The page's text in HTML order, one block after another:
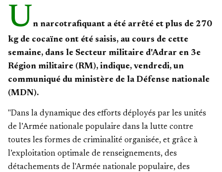
U n narcotrafiquant a été arrêté et plus de 270
kg de cocaïne ont été saisis, au cours de cette
semaine, dans le Secteur militaire d'Adrar en 3e
Région militaire (RM), indique, vendredi, un
communiqué du ministère de la Défense nationale
(MDN).
"Dans la dynamique des efforts déployés par les unités
de l’Armée nationale populaire dans la lutte contre
toutes les formes de criminalité organisée, et grâce à
l’exploitation optimale de renseignements, des
détachements de l'Armée nationale populaire, des